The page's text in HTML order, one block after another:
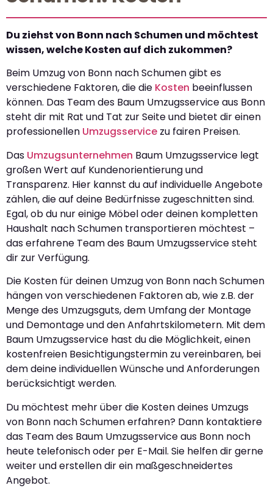
Du ziehst von Bonn nach Schumen und möchtest
wissen, welche Kosten auf dich zukommen?
Beim Umzug von Bonn nach Schumen gibt es
verschiedene Faktoren, die die Kosten beeinflussen
können. Das Team des Baum Umzugsservice aus Bonn
steht dir mit Rat und Tat zur Seite und bietet dir einen
professionellen Umzugsservice zu fairen Preisen.
Das Umzugsunternehmen Baum Umzugsservice legt
großen Wert auf Kundenorientierung und
Transparenz. Hier kannst du auf individuelle Angebote
zählen, die auf deine Bedürfnisse zugeschnitten sind.
Egal, ob du nur einige Möbel oder deinen kompletten
Haushalt nach Schumen transportieren möchtest –
das erfahrene Team des Baum Umzugsservice steht
dir zur Verfügung.
Die Kosten für deinen Umzug von Bonn nach Schumen
hängen von verschiedenen Faktoren ab, wie z.B. der
Menge des Umzugsguts, dem Umfang der Montage
und Demontage und den Anfahrtskilometern. Mit dem
Baum Umzugsservice hast du die Möglichkeit, einen
kostenfreien Besichtigungstermin zu vereinbaren, bei
dem deine individuellen Wünsche und Anforderungen
berücksichtigt werden.
Du möchtest mehr über die Kosten deines Umzugs
von Bonn nach Schumen erfahren? Dann kontaktiere
das Team des Baum Umzugsservice aus Bonn noch
heute telefonisch oder per E-Mail. Sie helfen dir gerne
weiter und erstellen dir ein maßgeschneidertes
Angebot.